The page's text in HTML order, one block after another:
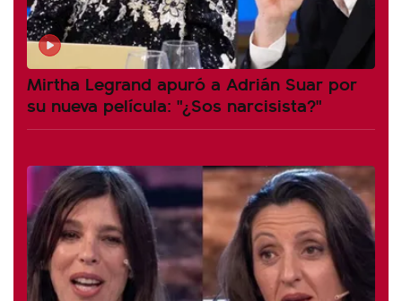
Mirtha Legrand apuró a Adrián Suar por
su nueva película: "¿Sos narcisista?"